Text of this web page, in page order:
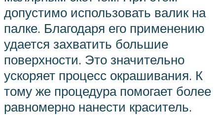
допустимо использовать валик на
палке. Благодаря его применению
удается захватить большие
поверхности. Это значительно
ускоряет процесс окрашивания. К
тому же процедура помогает более
равномерно нанести краситель.